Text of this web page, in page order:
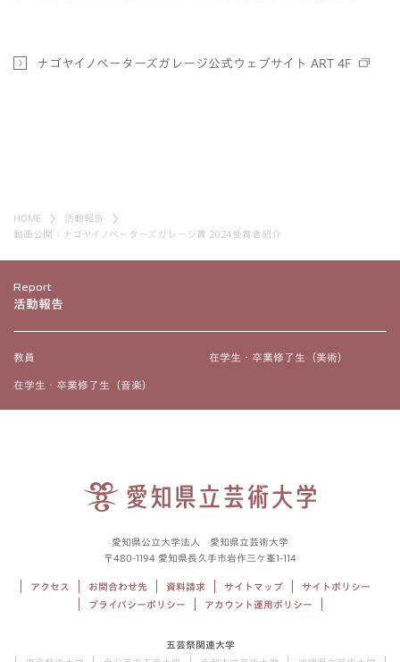
ナゴヤイノベーターズガレージ公式ウェブサイト ART 4F
HOME
活動報告
動画公開：ナゴヤイノベーターズガレージ賞 2024受賞者紹介
Report
活動報告
教員 在学生・卒業修了生（美術）
在学生・卒業修了生（音楽）
愛知県公立大学法人 愛知県立芸術大学
〒480-1194 愛知県長久手市岩作三ケ峯1-114
アクセス お問合わせ先 資料請求 サイトマップ
サイトポリシー
プライバシーポリシー
アカウント運用ポリシー
五芸祭関連大学